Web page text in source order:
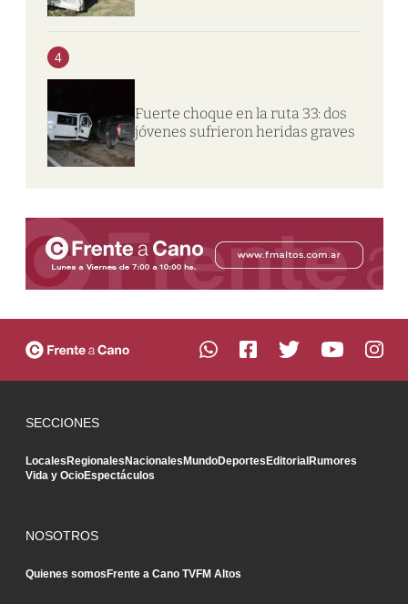
4
Fuerte choque en la ruta 33: dos
jóvenes sufrieron heridas graves
SECCIONES
LocalesRegionalesNacionalesMundoDeportesEditorialRumores
Vida y OcioEspectáculos
NOSOTROS
Quienes somosFrente a Cano TVFM Altos